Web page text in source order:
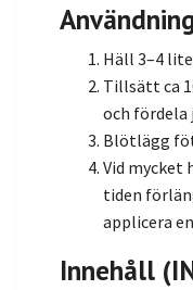
Häll 3–4
Tillsätt ca
och
Blötlägg
Vid mycket
tiden
applicera
Innehåll